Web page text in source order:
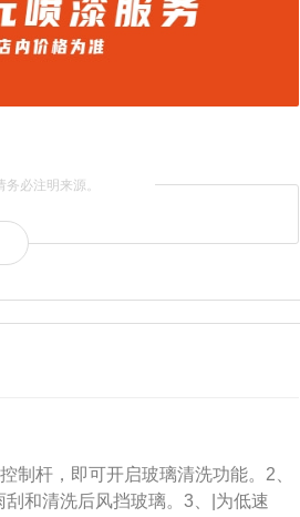
必注明来源。
制杆，即可开启玻璃清洗功能。2、
和清洗后风挡玻璃。3、|为低速